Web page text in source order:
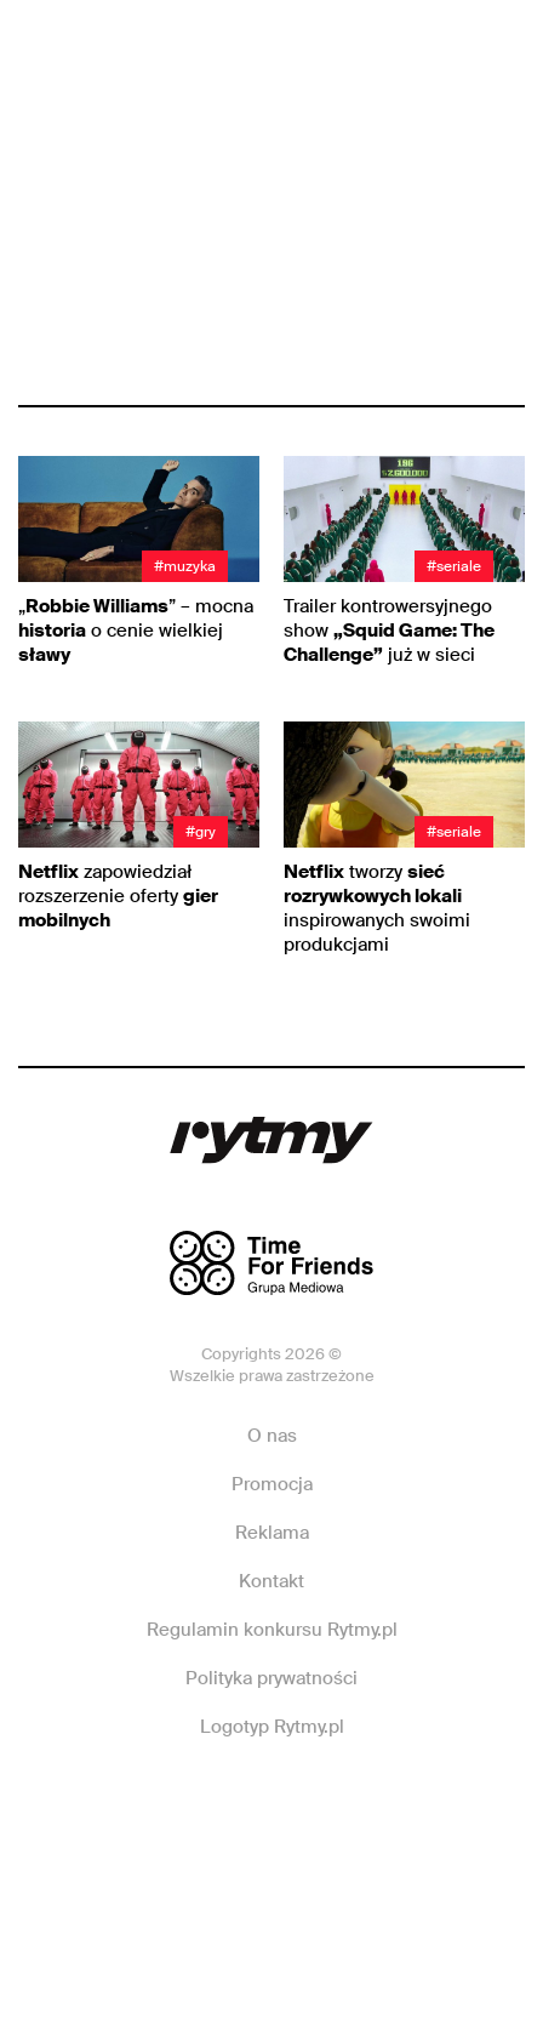
#muzyka
„Robbie Williams” – mocna
historia o cenie wielkiej
sławy
#seriale
Trailer kontrowersyjnego
show „Squid Game: The
Challenge” już w sieci
#gry
Netflix zapowiedział
rozszerzenie oferty gier
mobilnych
#seriale
Netflix tworzy sieć
rozrywkowych lokali
inspirowanych swoimi
produkcjami
Copyrights 2026 ©
Wszelkie prawa zastrzeżone
O nas
Promocja
Reklama
Kontakt
Regulamin konkursu Rytmy.pl
Polityka prywatności
Logotyp Rytmy.pl